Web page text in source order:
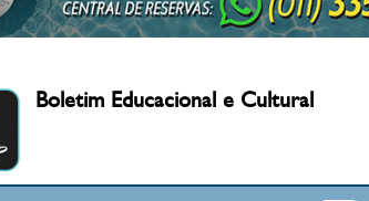
Boletim Educacional e Cultural